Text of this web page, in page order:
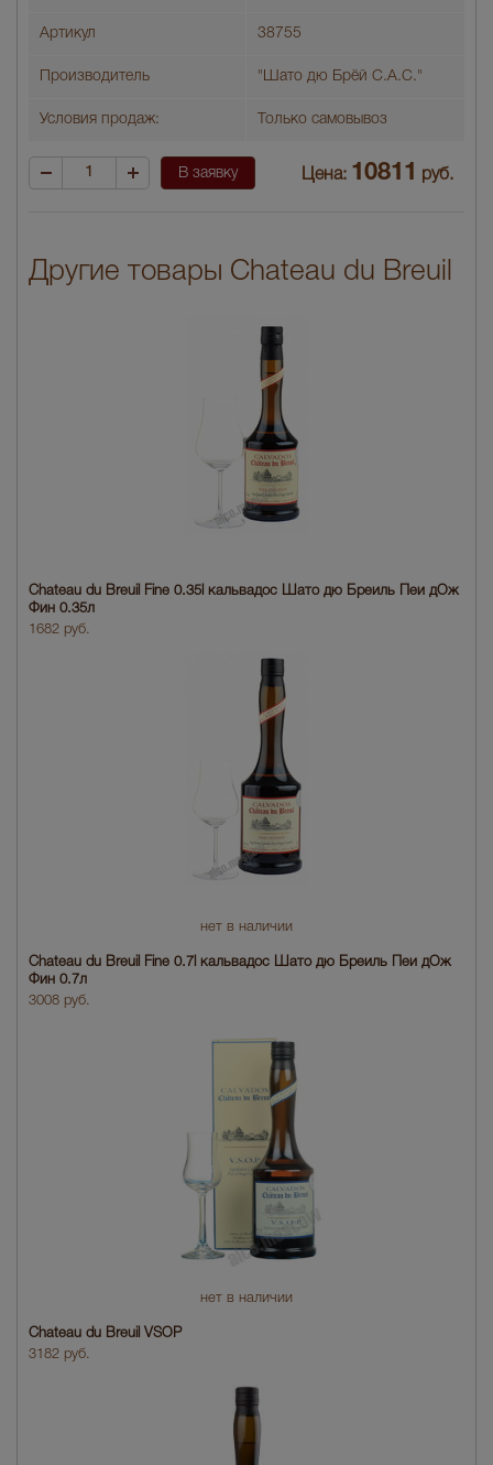
Артикул 38755
Производитель "Шато дю Брёй С.А.С."
Условия продаж: Только самовывоз
В заявку Цена: 10811 руб.
Другие товары Chateau du Breuil
Chateau du Breuil Fine 0.35l кальвадос Шато дю Бреиль Пеи дОж
Фин 0.35л
1682 руб.
нет в наличии
Chateau du Breuil Fine 0.7l кальвадос Шато дю Бреиль Пеи дОж
Фин 0.7л
3008 руб.
нет в наличии
Chateau du Breuil VSOP
3182 руб.